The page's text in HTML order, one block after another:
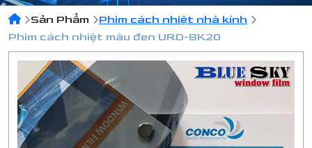
Sản Phẩm
Phim cách nhiệt nhà kính
Phim cách nhiệt màu đen URD-BK20